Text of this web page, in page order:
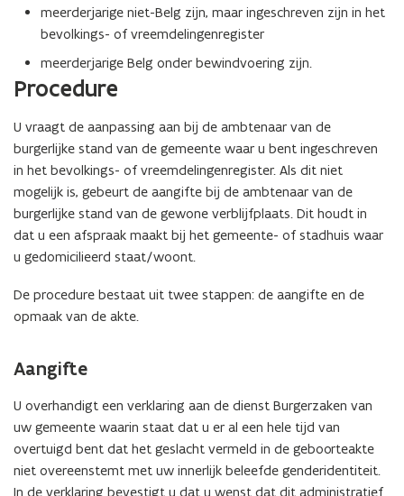
meerderjarige niet-Belg zijn, maar ingeschreven zijn in het
bevolkings- of vreemdelingenregister
meerderjarige Belg onder bewindvoering zijn.
Procedure
U vraagt de aanpassing aan bij de ambtenaar van de
burgerlijke stand van de gemeente waar u bent ingeschreven
in het bevolkings- of vreemdelingenregister. Als dit niet
mogelijk is, gebeurt de aangifte bij de ambtenaar van de
burgerlijke stand van de gewone verblijfplaats. Dit houdt in
dat u een afspraak maakt bij het gemeente- of stadhuis waar
u gedomicilieerd staat/woont.
De procedure bestaat uit twee stappen: de aangifte en de
opmaak van de akte.
Aangifte
U overhandigt een verklaring aan de dienst Burgerzaken van
uw gemeente waarin staat dat u er al een hele tijd van
overtuigd bent dat het geslacht vermeld in de geboorteakte
niet overeenstemt met uw innerlijk beleefde genderidentiteit.
In de verklaring bevestigt u dat u wenst dat dit administratief